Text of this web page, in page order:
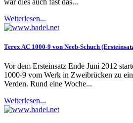
Weiterlesen...
Terex AC 1000-9 von Neeb-Schuch
Vor dem Ersteinsatz Ende Juni 2012
1000-9 vom Werk in Zweibrücken zu
Verden. Rund eine Woche...
Weiterlesen...